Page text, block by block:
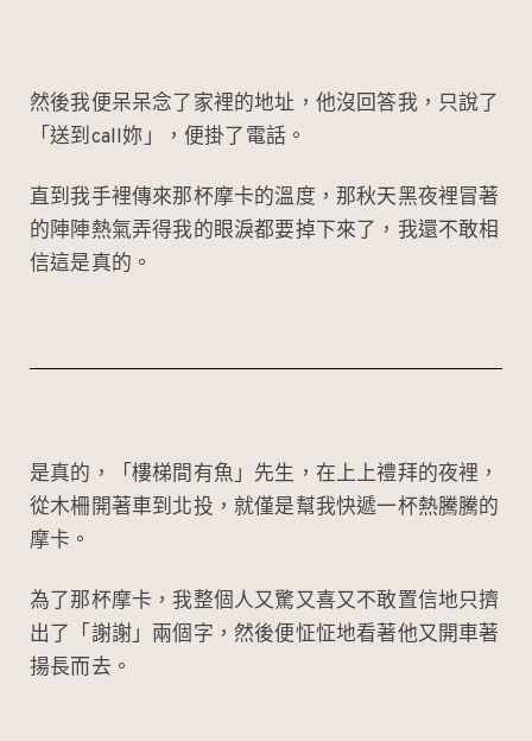
然後我便呆呆念了家裡的地址，他沒回答我，只說了
「送到call妳」，便掛了電話。
直到我手裡傳來那杯摩卡的溫度，那秋天黑夜裡冒著
的陣陣熱氣弄得我的眼淚都要掉下來了，我還不敢相
信這是真的。
是真的，「樓梯間有魚」先生，在上上禮拜的夜裡，
從木柵開著車到北投，就僅是幫我快遞一杯熱騰騰的
摩卡。
為了那杯摩卡，我整個人又驚又喜又不敢置信地只擠
出了「謝謝」兩個字，然後便怔怔地看著他又開車著
揚長而去。